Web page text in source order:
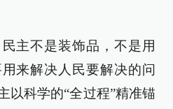
主不是装饰品，不是用
来解决人民要解决的问
以科学的“全过程”精准锚